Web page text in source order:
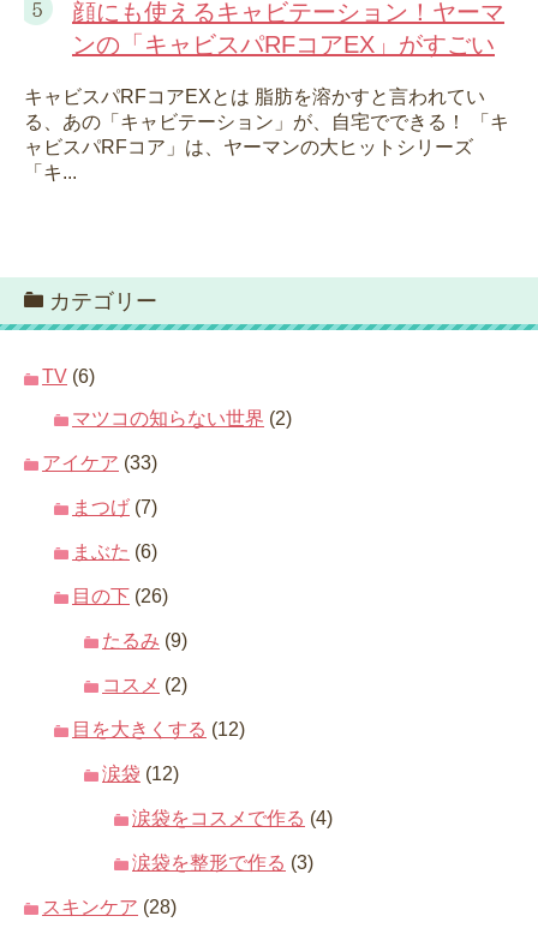
顔にも使えるキャビテーション！ヤーマ
ンの「キャビスパRFコアEX」がすごい
キャビスパRFコアEXとは 脂肪を溶かすと言われてい
る、あの「キャビテーション」が、自宅でできる！ 「キ
ャビスパRFコア」は、ヤーマンの大ヒットシリーズ
「キ...
カテゴリー
TV (6)
マツコの知らない世界 (2)
アイケア (33)
まつげ (7)
まぶた (6)
目の下 (26)
たるみ (9)
コスメ (2)
目を大きくする (12)
涙袋 (12)
涙袋をコスメで作る (4)
涙袋を整形で作る (3)
スキンケア (28)